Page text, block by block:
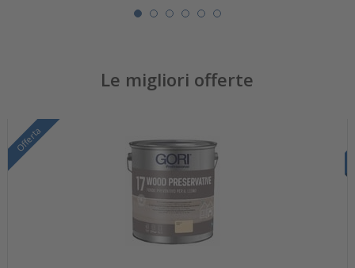
Le migliori offerte
Offerta